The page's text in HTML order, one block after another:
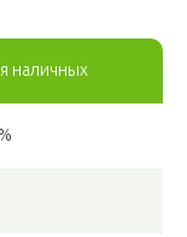
наличных